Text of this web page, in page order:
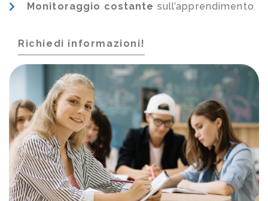
Monitoraggio costante sull’apprendimento
Richiedi informazioni!